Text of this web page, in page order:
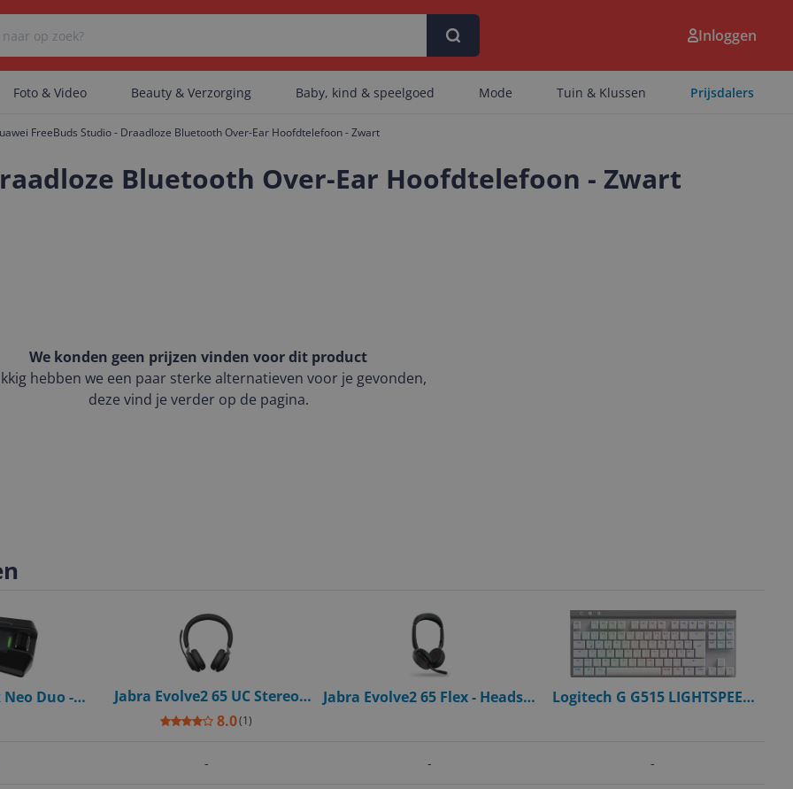
Er zijn geen categorieën gevonden.
Inloggen
Foto & Video Beauty & Verzorging Baby, kind & speelgoed Mode Tuin & Klussen Prijsdalers
FreeBuds Studio - Draadloze Bluetooth Over-Ear Hoofdtelefoon - Zwart
Bluetooth Over-Ear Hoofdtelefoon - Zwart
We konden geen prijzen vinden voor dit product
hebben we een paar sterke alternatieven voor je gevonden,
deze vind je verder op de pagina.
Duo -
Jabra Evolve2 65 UC Stereo
Headset - Bluetooth - USB-C -
8.0(1)
-
Jabra Evolve2 65 Flex - Headset
-
Logitech G G515 LIGHTSPEED
-